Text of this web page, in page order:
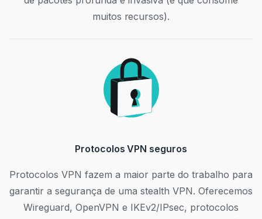
muitos recursos).
Protocolos VPN seguros
Protocolos VPN fazem a maior parte do trabalho para
garantir a segurança de uma stealth VPN. Oferecemos
Wireguard, OpenVPN e IKEv2/IPsec, protocolos